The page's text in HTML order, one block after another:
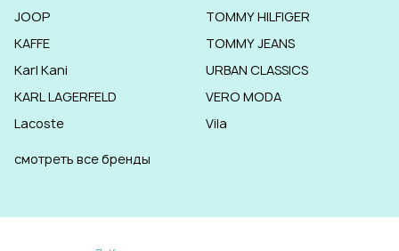
JOOP
KAFFE
Karl Kani
KARL LAGERFELD
Lacoste
TOMMY HILFIGER
TOMMY JEANS
URBAN CLASSICS
VERO MODA
Vila
смотреть все бренды